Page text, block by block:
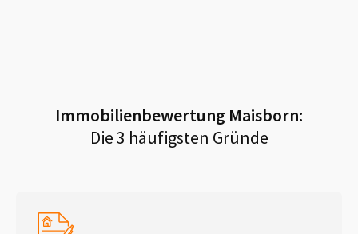
Immobilienbewertung Maisborn:
Die 3 häufigsten Gründe